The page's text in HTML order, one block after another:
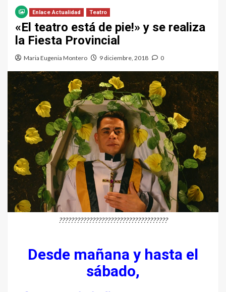
Enlace Actualidad Teatro
«El teatro está de pie!» y se realiza
la Fiesta Provincial
Maria Eugenia Montero 9 diciembre, 2018 0
????????????????????????????????????
Desde mañana y hasta el
sábado,